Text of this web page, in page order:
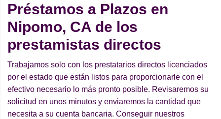
Préstamos a Plazos en
Nipomo, CA de los
prestamistas directos
Trabajamos solo con los prestatarios directos licenciados
por el estado que están listos para proporcionarle con el
efectivo necesario lo más pronto posible. Revisaremos su
solicitud en unos minutos y enviaremos la cantidad que
necesita a su cuenta bancaria. Conseguir nuestros